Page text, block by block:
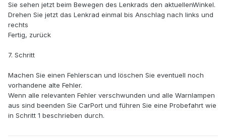
Sie sehen jetzt beim Bewegen des Lenkrads den aktuellenWinkel.
Drehen Sie jetzt das Lenkrad einmal bis Anschlag nach links und
rechts
Fertig, zurück
7. Schritt
Machen Sie einen Fehlerscan und löschen Sie eventuell noch
vorhandene alte Fehler.
Wenn alle relevanten Fehler verschwunden und alle Warnlampen
aus sind beenden Sie CarPort und führen Sie eine Probefahrt wie
in Schritt 1 beschrieben durch.